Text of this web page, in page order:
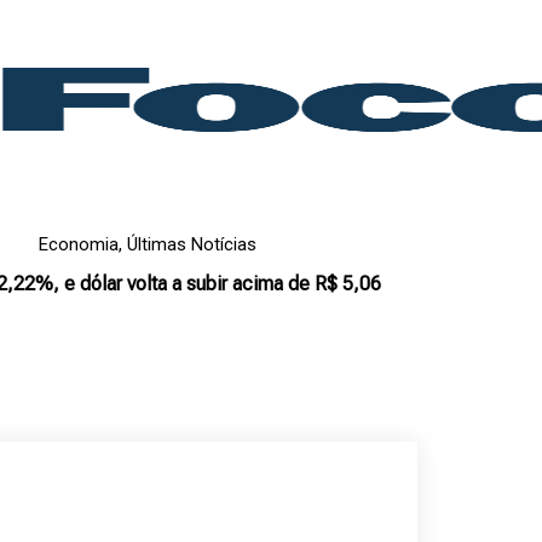
Economia, Últimas Notícias
e dólar volta a subir acima de R$ 5,06